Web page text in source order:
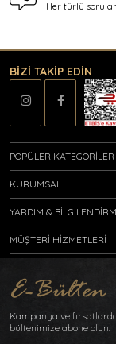
Her türlü
BİZİ TAKİP EDİN
POPÜLER KATEGORİLER
KURUMSAL
YARDIM &
MÜŞTERİ HİZMETLERİ
Kampanya ve
bültenimize abone olun.